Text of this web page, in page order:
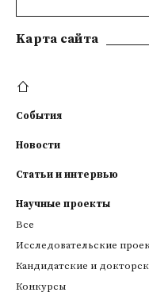
Kарта сайта
События
Новости
Статьи и интервью
Научные проекты
Все
Исследовательские
Кандидатские и
Конкурсы